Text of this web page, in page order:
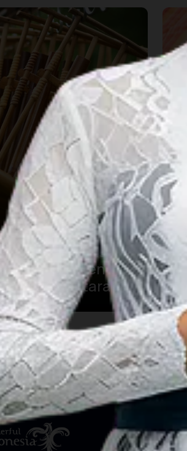
als Weltweites
Musikalischen
der Nusantara